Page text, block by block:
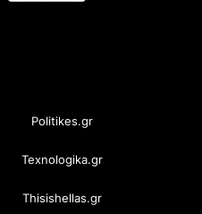
Politikes.gr
Texnologika.gr
Thisishellas.gr